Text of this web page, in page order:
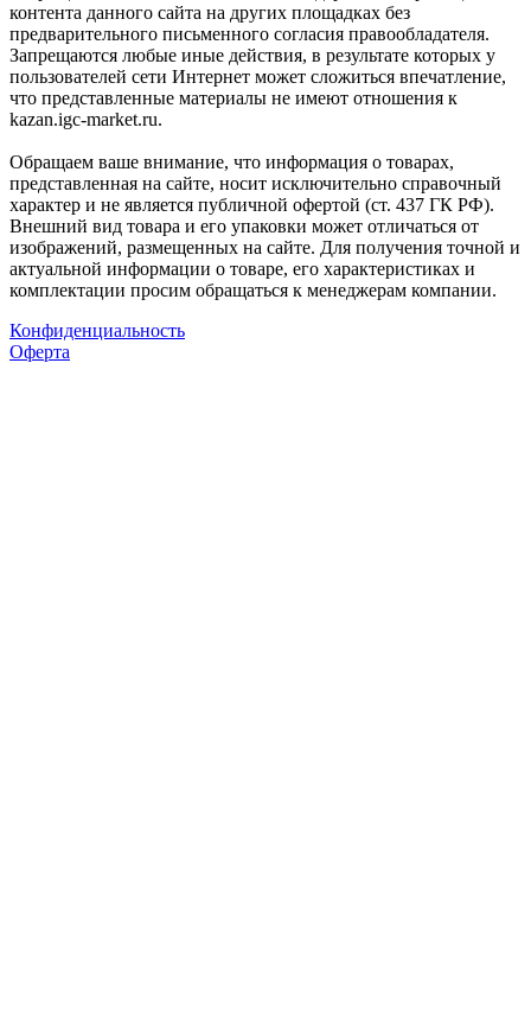
контента данного сайта на других площадках без
предварительного письменного согласия правообладателя.
Запрещаются любые иные действия, в результате которых у
пользователей сети Интернет может сложиться впечатление,
что представленные материалы не имеют отношения к
kazan.igc-market.ru.
Обращаем ваше внимание, что информация о товарах,
представленная на сайте, носит исключительно справочный
характер и не является публичной офертой (ст. 437 ГК РФ).
Внешний вид товара и его упаковки может отличаться от
изображений, размещенных на сайте. Для получения точной и
актуальной информации о товаре, его характеристиках и
комплектации просим обращаться к менеджерам компании.
Конфиденциальность
Оферта